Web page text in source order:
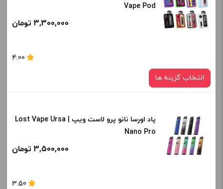
کپی
+
کپی
Vape Pod
3,300,000 تومان
4.00
انتخاب گزینه ها
رنگ:
Saiyan Trunk
پاد اورسا نانو پرو لاست ویپ | Lost Vape Ursa
Nano Pro
3,500,000 تومان
3.50